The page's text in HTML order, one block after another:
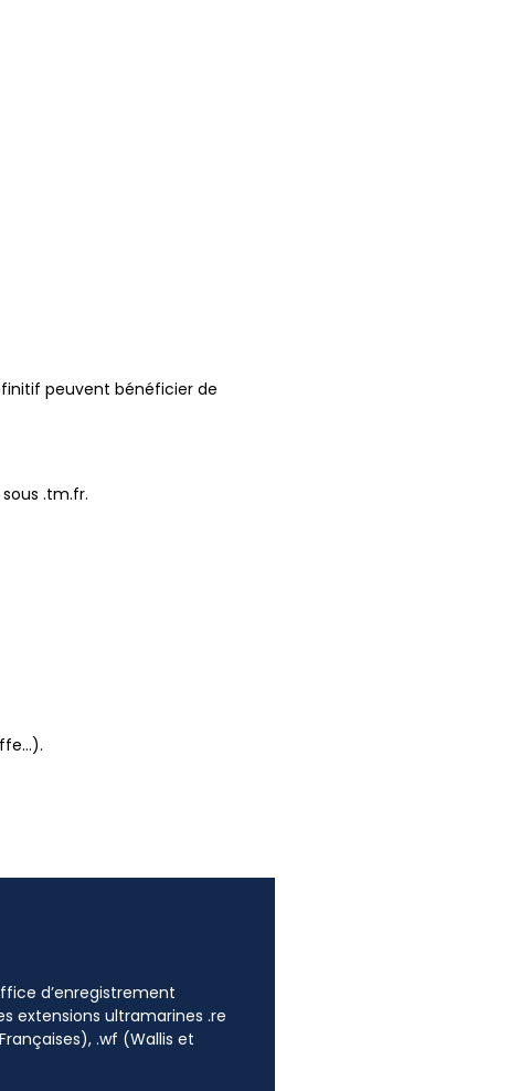
peuvent bénéficier de
.tm.fr.
d’enregistrement
extensions ultramarines .re
.wf (Wallis et